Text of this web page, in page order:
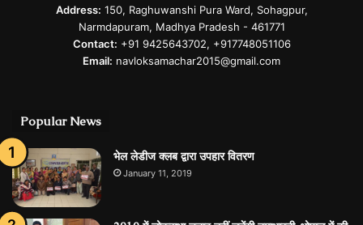
Address: 150, Raghuwanshi Pura Ward, Sohagpur,
Narmdapuram, Madhya Pradesh - 461771
Contact: +91 9425643702, +917748051106
Email: navloksamachar2015@gmail.com
Popular News
भेल लेडीज क्लब द्वारा उपहार वितरण
January 11, 2019